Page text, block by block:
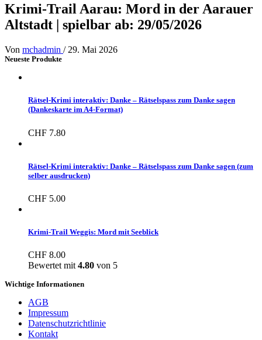
Krimi-Trail Aarau: Mord in der Aarauer
Altstadt | spielbar ab: 29/05/2026
Von mchadmin / 29. Mai 2026
Neueste Produkte
Rätsel-Krimi interaktiv: Danke – Rätselspass zum Danke sagen
(Dankeskarte im A4-Format)
CHF 7.80
Rätsel-Krimi interaktiv: Danke – Rätselspass zum Danke sagen (zum
selber ausdrucken)
CHF 5.00
Krimi-Trail Weggis: Mord mit Seeblick
CHF 8.00
Bewertet mit 4.80 von 5
Wichtige Informationen
AGB
Impressum
Datenschutzrichtlinie
Kontakt